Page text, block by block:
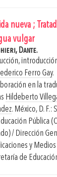
nueva ;
vulgar
Dante.
Ferro Gay.
en la
Hildeberto
. México, D. F.:
Pública
/ Dirección
y
de